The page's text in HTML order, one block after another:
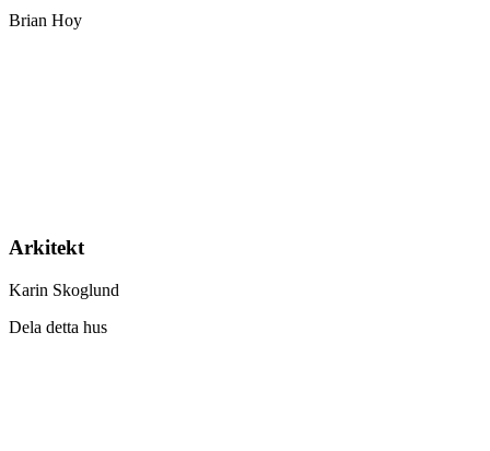
Brian Hoy
Arkitekt
Karin Skoglund
Dela detta hus